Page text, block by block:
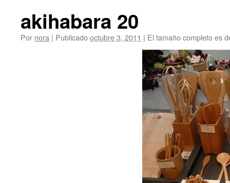
akihabara 20
Por nora | Publicadooctubre 3, 2011 | El tamaño completo es